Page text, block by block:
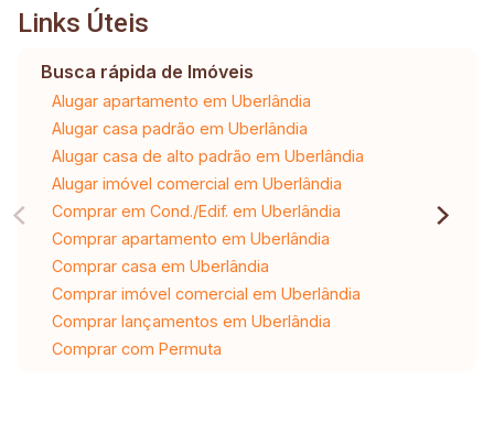
Links Úteis
Busca rápida de Imóveis
Alugar apartamento em Uberlândia
Alugar casa padrão em Uberlândia
Alugar casa de alto padrão em Uberlândia
Alugar imóvel comercial em Uberlândia
Comprar em Cond./Edif. em Uberlândia
Comprar apartamento em Uberlândia
Comprar casa em Uberlândia
Comprar imóvel comercial em Uberlândia
Comprar lançamentos em Uberlândia
Comprar com Permuta